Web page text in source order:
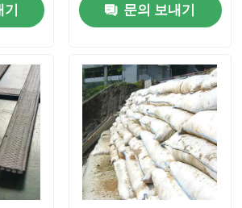
기 문의 보내기